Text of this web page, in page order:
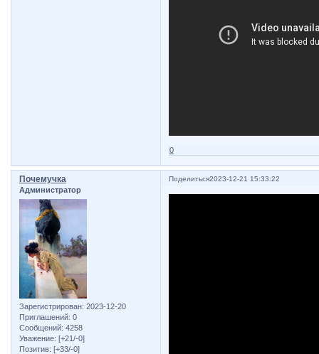
0
Поделиться2023-12-21 15:33:22
Почемучка
Администратор
Зарегистрирован: 2023-12-20
Приглашений: 0
Сообщений: 4258
Уважение: [+21/-0]
Позитив: [+33/-0]